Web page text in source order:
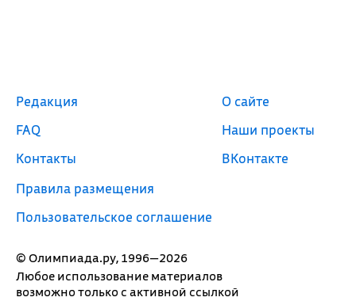
© Олимпиада.ру, 1996—2026
Любое использование материалов
возможно только с активной ссылкой
Редакция
FAQ
Контакты
Правила размещения
Пользовательское соглашение
О сайте
Наши проекты
ВКонтакте